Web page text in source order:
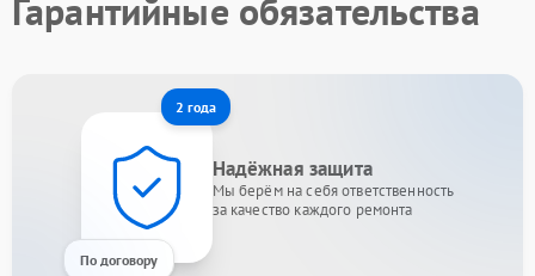
Гарантийные обязательства
2 года
По договору
Надёжная защита
Мы берём на себя ответственность
за качество каждого ремонта